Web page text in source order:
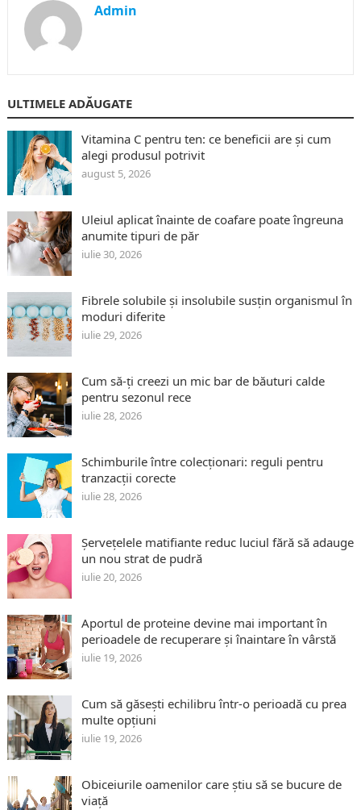
Admin
ULTIMELE ADĂUGATE
Vitamina C pentru ten: ce beneficii are și cum
alegi produsul potrivit
august 5, 2026
Uleiul aplicat înainte de coafare poate îngreuna
anumite tipuri de păr
iulie 30, 2026
Fibrele solubile și insolubile susțin organismul în
moduri diferite
iulie 29, 2026
Cum să-ți creezi un mic bar de băuturi calde
pentru sezonul rece
iulie 28, 2026
Schimburile între colecționari: reguli pentru
tranzacții corecte
iulie 28, 2026
Șervețelele matifiante reduc luciul fără să adauge
un nou strat de pudră
iulie 20, 2026
Aportul de proteine devine mai important în
perioadele de recuperare și înaintare în vârstă
iulie 19, 2026
Cum să găsești echilibru într-o perioadă cu prea
multe opțiuni
iulie 19, 2026
Obiceiurile oamenilor care știu să se bucure de
viață